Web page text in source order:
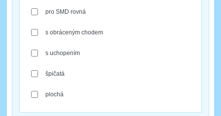
pro SMD rovná
s obráceným chodem
s uchopením
špičatá
plochá